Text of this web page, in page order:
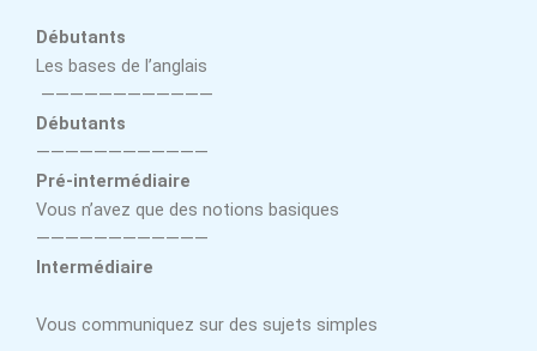
Débutants
Les bases de l’anglais
————————————
Débutants
————————————
Pré-intermédiaire
Vous n’avez que des notions basiques
————————————
Intermédiaire
Vous communiquez sur des sujets simples